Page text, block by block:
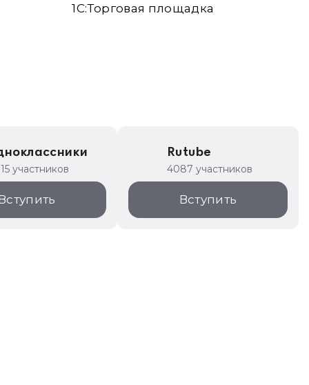
1С:Торговая площадка
участников
Rutube
4087 участников
Вступить